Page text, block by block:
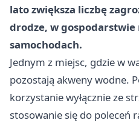
lato zwiększa liczbę
drodze, w
samochodach.
Jednym z miejsc, gdzie w
pozostają akweny wodne.
korzystanie wyłącznie ze
stosowanie się do poleceń